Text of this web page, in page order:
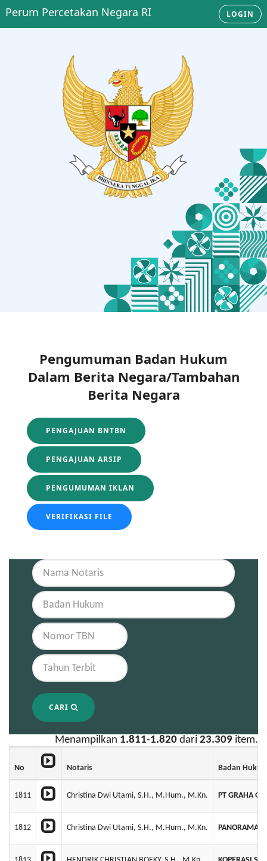
Perum Percetakan Negara RI LOGIN
Pengumuman Badan Hukum
Dalam Berita Negara/Tambahan
Berita Negara
PENGAJUAN BNTBN
PENGAJUAN ARSIP
PENGUMUMAN IKLAN
VERIFIKASI FILE
CARI
Menampilkan 1.811-1.820 dari 23.309 item.
No Notaris Badan
1811 Christina Dwi Utami, S.H., M.Hum., M.Kn. PT GRAHA
1812 Christina Dwi Utami, S.H., M.Hum., M.Kn. PANORAMA